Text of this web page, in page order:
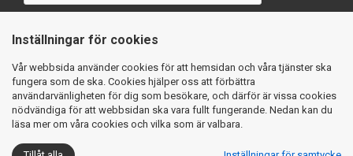
Inställningar för cookies
Vår webbsida använder cookies för att hemsidan och våra tjänster ska
fungera som de ska. Cookies hjälper oss att förbättra
användarvänligheten för dig som besökare, och därför är vissa cookies
nödvändiga för att webbsidan ska vara fullt fungerande. Nedan kan du
läsa mer om våra cookies och vilka som är valbara.